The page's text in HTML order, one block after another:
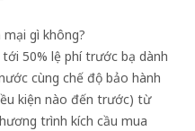
mại gì không?
50% lệ phí trước bạ dành
cùng chế độ bảo hành
kiện nào đến trước) từ
trình kích cầu mua